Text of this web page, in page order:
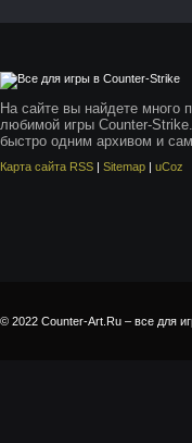
На сайте вы найдете много
любимой игры Counter-
быстро одним архивом и
Карта сайта RSS | Sitemap | uCoz
© 2022 Counter-Art.Ru – все для